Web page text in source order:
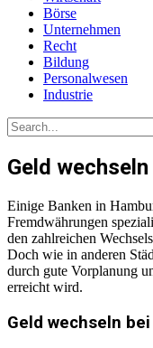
Börse
Unternehmen
Recht
Bildung
Personalwesen
Industrie
Geld
Einige Banken in
Fremdwährungen
den zahlreichen
Doch wie in anderen
durch gute Vorplanung
erreicht wird.
Geld wechseln